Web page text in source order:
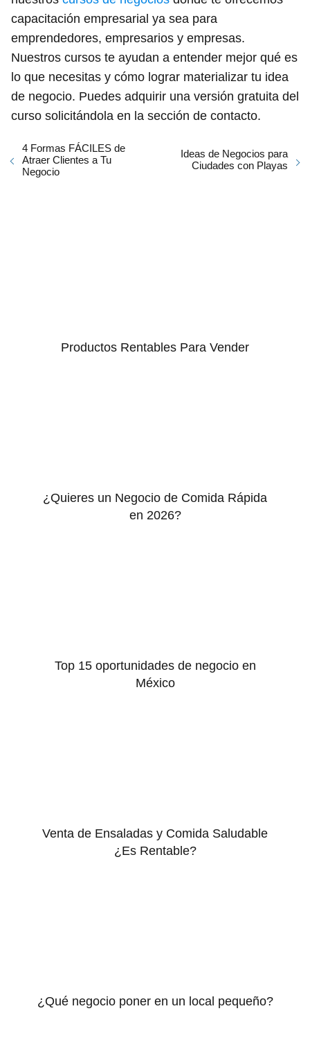
capacitación empresarial ya sea para
emprendedores, empresarios y empresas.
Nuestros cursos te ayudan a entender mejor qué es
lo que necesitas y cómo lograr materializar tu idea
de negocio. Puedes adquirir una versión gratuita del
curso solicitándola en la sección de contacto.
4 Formas FÁCILES de
Atraer Clientes a Tu
Negocio
Ideas de Negocios para
Ciudades con Playas
Productos Rentables Para Vender
¿Quieres un Negocio de Comida Rápida
en 2026?
Top 15 oportunidades de negocio en
México
Venta de Ensaladas y Comida Saludable
¿Es Rentable?
¿Qué negocio poner en un local pequeño?